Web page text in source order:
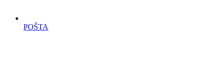
POŠTA